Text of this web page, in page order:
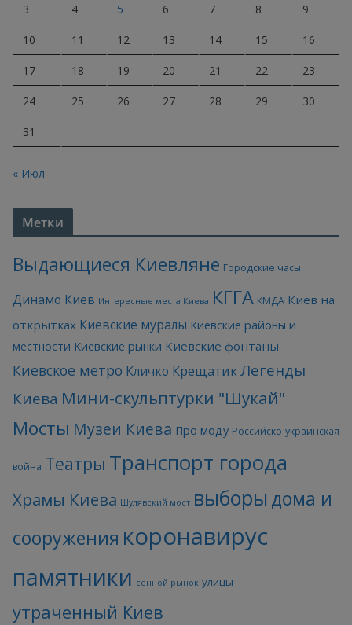
3 4 5 6 7 8 9
10 11 12 13 14 15 16
17 18 19 20 21 22 23
24 25 26 27 28 29 30
31
« Июл
Метки
Выдающиеся Киевляне Городские часы
Динамо Киев Интересные места Киева КГГА КМДА Киев на
открытках Киевские муралы Киевские районы и
местности Киевские рынки Киевские фонтаны
Киевское метро Кличко КрещатикЛегенды
Киева Мини-скульптурки "Шукай"
Мосты Музеи Киева Про моду Российско-украинская
война Театры Транспорт города
Храмы Киева Шулявский мост выборы дома и
сооружения коронавирус
памятники сенной рынок улицы
утраченный Киев